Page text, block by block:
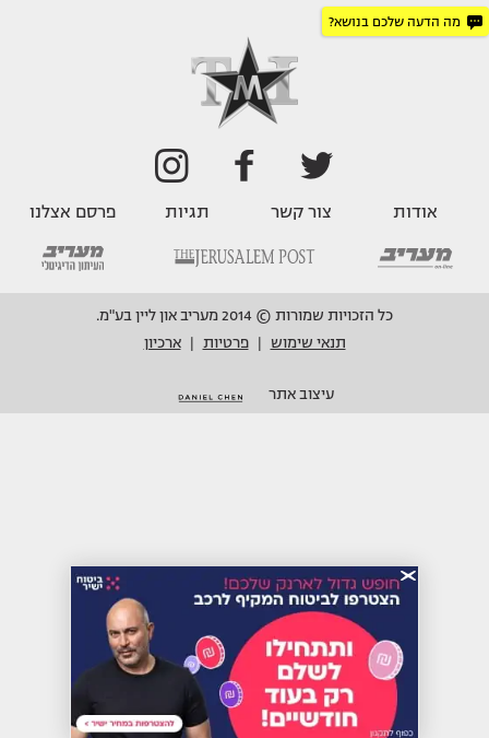
מה הדעה שלכם בנושא?
אודות צור קשר תגיות פרסם אצלנו
כל הזכויות שמורות © 2014 מעריב און ליין בע"מ.
תנאי שימוש
פרטיות ארכיון
עיצוב אתר